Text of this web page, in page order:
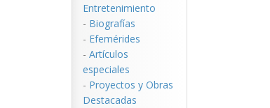
Entretenimiento
- Biografías
- Efemérides
- Artículos
especiales
- Proyectos y Obras
Destacadas